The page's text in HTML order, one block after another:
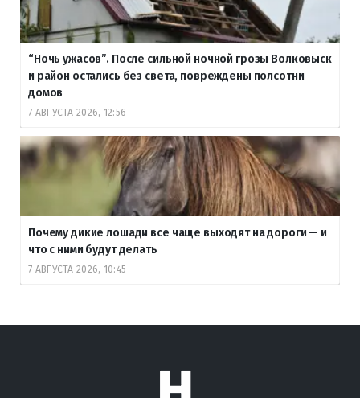
“Ночь ужасов”. После сильной ночной грозы Волковыск
и район остались без света, повреждены полсотни
домов
7 АВГУСТА 2026, 12:56
Почему дикие лошади все чаще выходят на дороги — и
что с ними будут делать
7 АВГУСТА 2026, 10:45